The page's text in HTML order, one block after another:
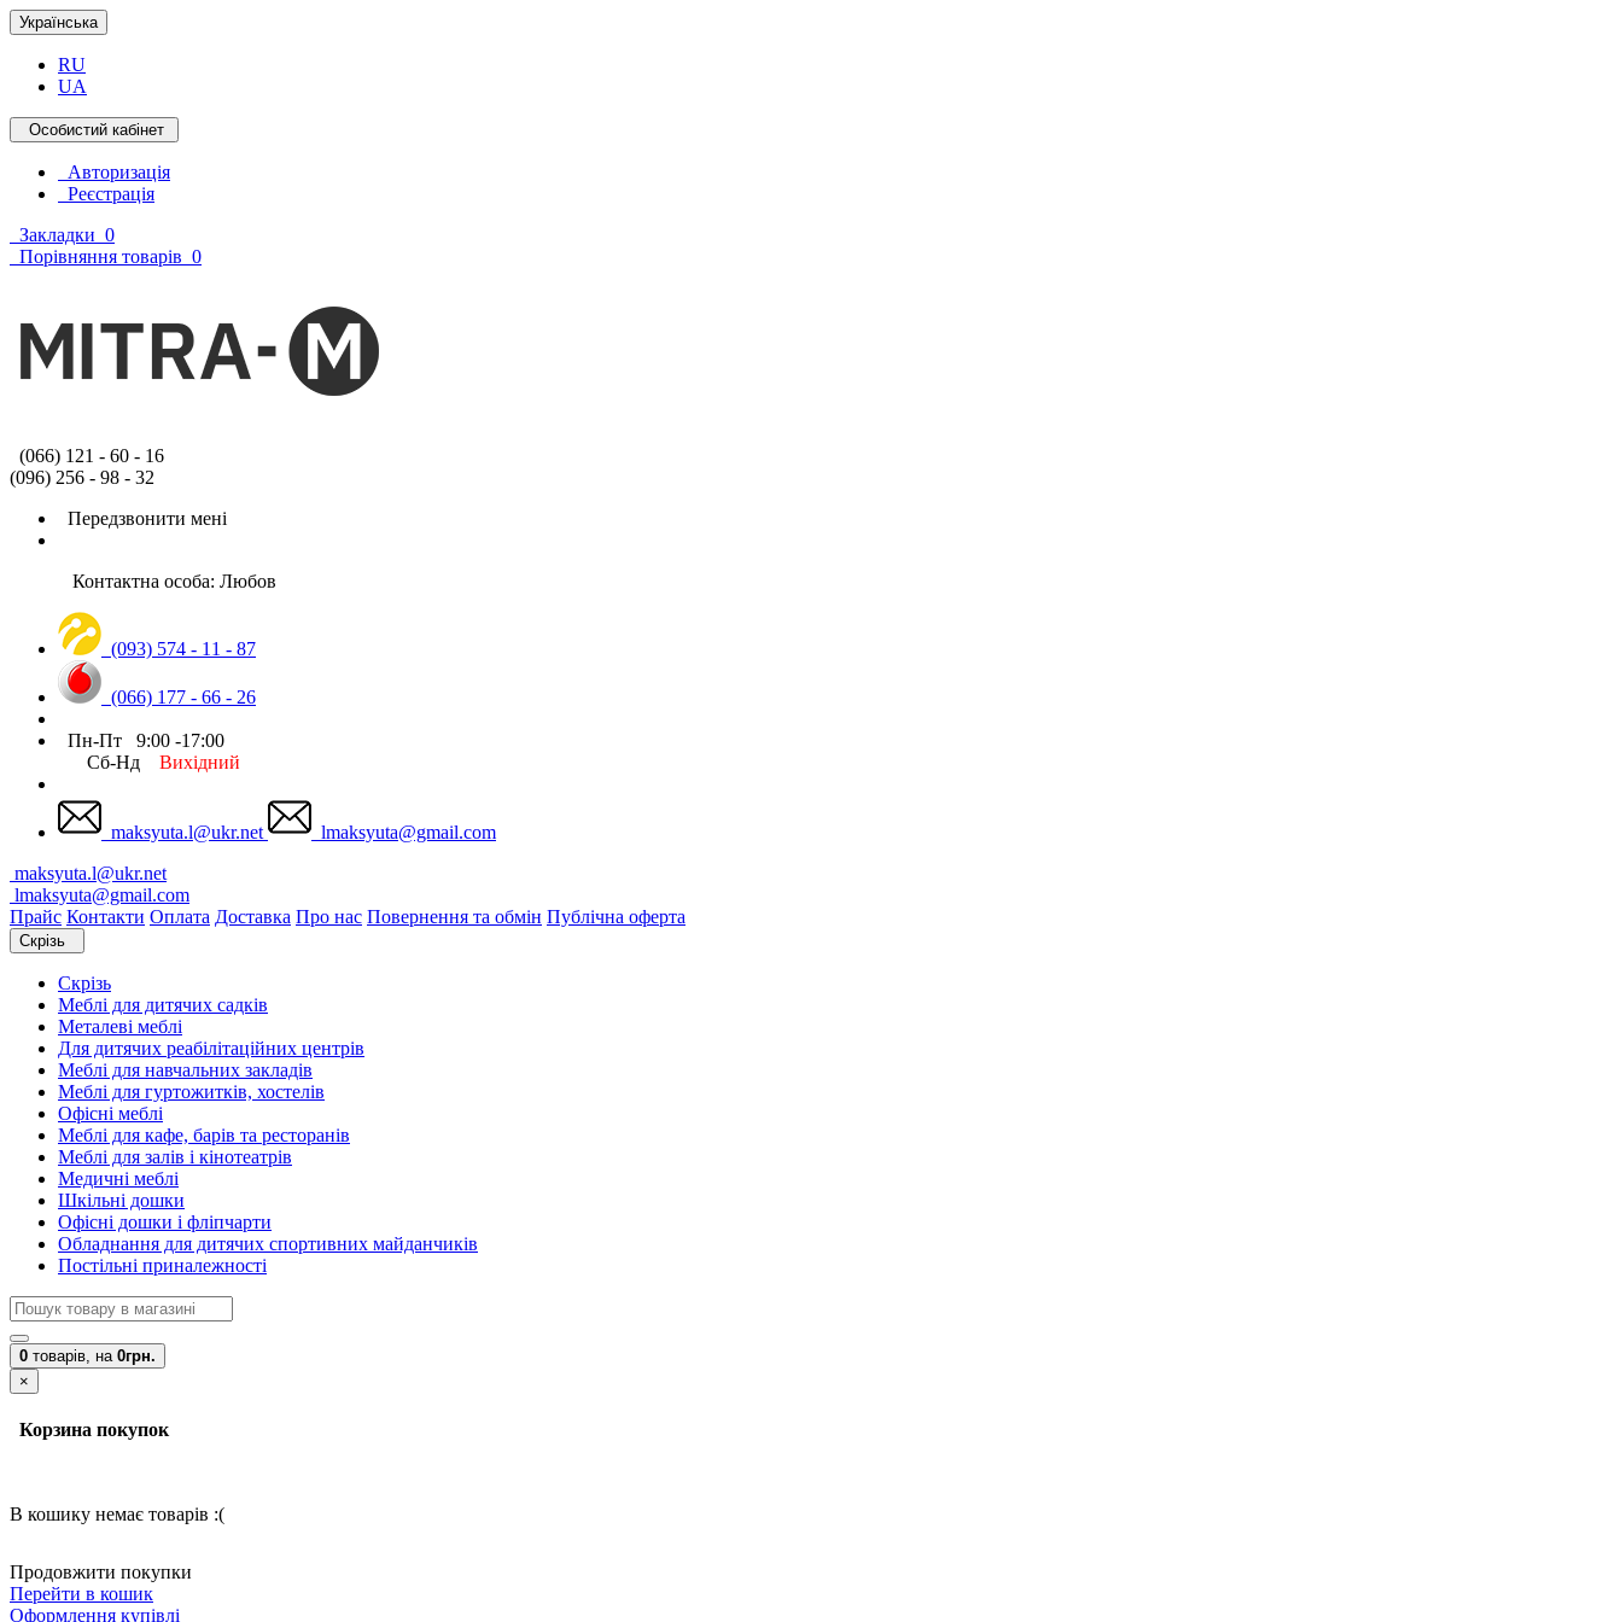
Українська
RU
UA
Особистий кабінет
Авторизація
Реєстрація
Закладки 0
Порівняння товарів 0
(066) 121 - 60 - 16
(096) 256 - 98 - 32
Передзвонити мені
Контактна особа: Любов
(093) 574 - 11 - 87
(066) 177 - 66 - 26
Пн-Пт 9:00 -17:00
Сб-Нд Вихідний
maksyuta.l@ukr.net
lmaksyuta@gmail.com
maksyuta.l@ukr.net
lmaksyuta@gmail.com
Прайс Контакти Оплата Доставка Про нас Повернення та обмін Публічна оферта
Скрізь
Скрізь
Меблі для дитячих садків
Металеві меблі
Для дитячих реабілітаційних центрів
Меблі для навчальних закладів
Меблі для гуртожитків, хостелів
Офісні меблі
Меблі для кафе, барів та ресторанів
Меблі для залів і кінотеатрів
Медичні меблі
Шкільні дошки
Офісні дошки і фліпчарти
Обладнання для дитячих спортивних майданчиків
Постільні приналежності
0 товарів, на 0грн.
×
Корзина покупок
В кошику немає товарів :(
Продовжити покупки
Перейти в кошик
Оформлення купівлі